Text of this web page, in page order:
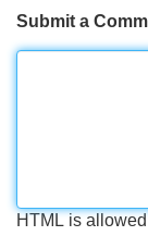
Submit a
HTML is allowed